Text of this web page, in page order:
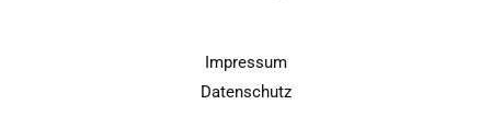
Impressum
Datenschutz